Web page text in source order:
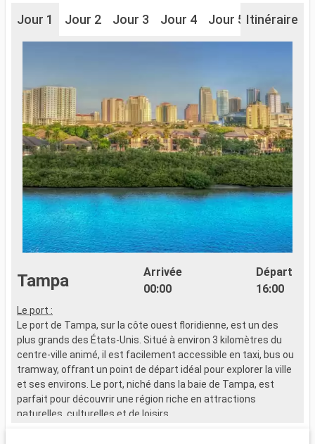
Jour 1 Jour 2 Jour 3 Jour 4 Jour 5 Jour 6
Itinéraire
Tampa
Arrivée
00:00
Départ
16:00
Le port :
Le port de Tampa, sur la côte ouest floridienne, est un des
plus grands des États-Unis. Situé à environ 3 kilomètres du
centre-ville animé, il est facilement accessible en taxi, bus ou
tramway, offrant un point de départ idéal pour explorer la ville
et ses environs. Le port, niché dans la baie de Tampa, est
parfait pour découvrir une région riche en attractions
naturelles, culturelles et de loisirs.